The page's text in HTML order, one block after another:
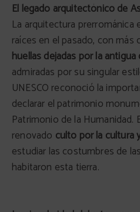
El legado arquitectónico de
La arquitectura prerrománica
raíces en el pasado, con más
huellas dejadas por la
admiradas por su singular
UNESCO reconoció la
declarar el patrimonio
Patrimonio de la Humanidad.
renovado culto por la cultura
estudiar las costumbres de
habitaron esta tierra.